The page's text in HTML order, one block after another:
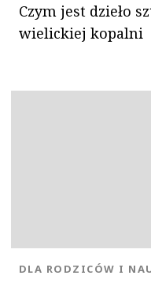
Czym jest dzieło
wielickiej kopalni
KATEGORIA:
DLA RODZICÓW I